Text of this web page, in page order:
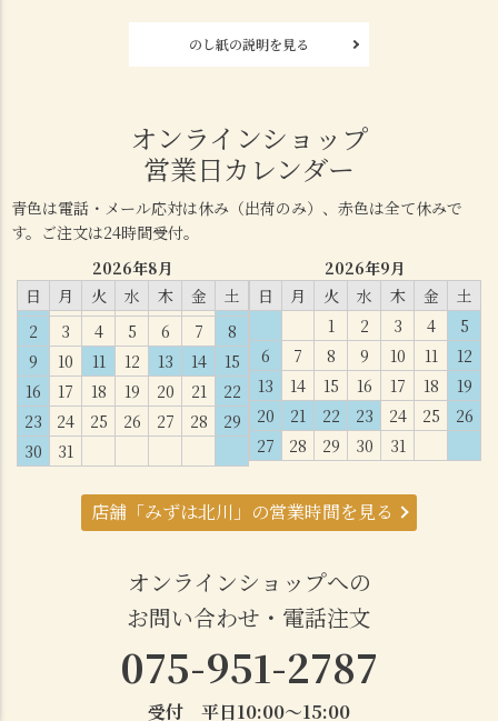
のし紙の説明を見る
オンラインショップ
営業日カレンダー
青色は電話・メール応対は休み（出荷のみ）、赤色は全て休みで
す。ご注文は24時間受付。
2026年8月
日
月 火 水 木 金
土
2
3 4 5 6 7
8
9
10 11 12 13 14
15
16
17 18 19 20 21
22
23
24 25 26 27 28
29
30
31
2026年9月
日
月 火 水 木 金
土
1
2 3 4
5
6
7 8 9 10 11
12
13
14 15 16 17 18
19
20
21 22 23 24 25
26
27
28 29 30 31
店舗「みずは北川」の営業時間を見る
オンラインショップへの
お問い合わせ・電話注文
075-951-2787
受付 平日10:00～15:00